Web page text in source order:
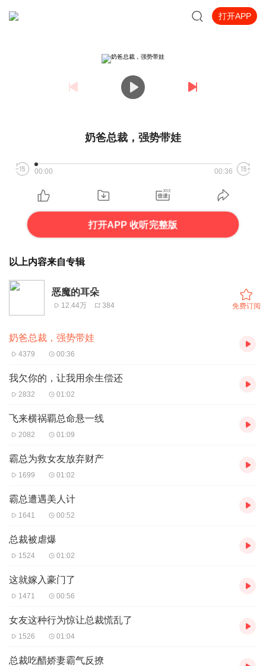
打开APP
奶爸总裁，强势带娃
00:00 00:36
打开APP 收听完整版
以上内容来自专辑
恶魔的耳朵
12.44万 384 免费订阅
奶爸总裁，强势带娃
4379 00:36
我欠你的，让我用余生偿还
2832 01:02
飞来横祸覇总命悬一线
2082 01:09
霸总为救女友放弃财产
1699 01:02
霸总遭遇美人计
1641 00:52
总裁被虐爆
1524 01:02
这就嫁入豪门了
1471 00:56
女友这种行为惊让总裁慌乱了
1526 01:04
总裁吃醋娇妻霸气反撩